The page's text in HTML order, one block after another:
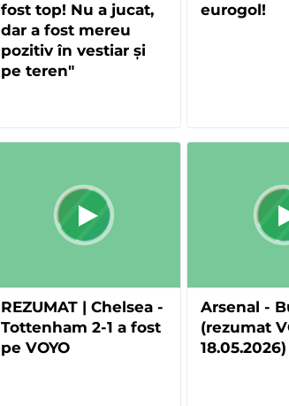
fost top! Nu a jucat,
dar a fost mereu
pozitiv în vestiar și
pe teren"
eurogol!
REZUMAT | Chelsea -
Tottenham 2-1 a fost
pe VOYO
Arsenal -
(rezumat
18.05.2026)